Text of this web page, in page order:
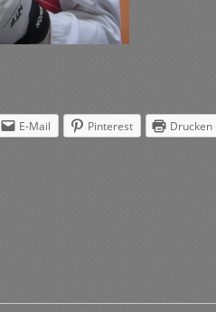
E-Mail Pinterest Drucken